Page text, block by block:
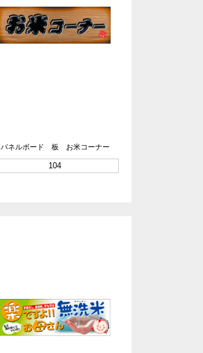
パネルボード 板 お米コーナー
104